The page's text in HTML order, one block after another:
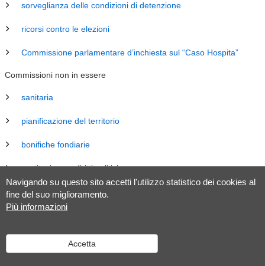
Navigando su questo sito accetti l'utilizzo statistico dei cookies al
fine del suo miglioramento.
Più informazioni
Accetta
sorveglianza delle condizioni di detenzione
ricorsi contro le elezioni
Commissione parlamentare d’inchiesta sul “Caso Hospita”
Commissioni non in essere
sanitaria
pianificazione del territorio
bonifiche fondiarie
costituzione e diritti politici
energia